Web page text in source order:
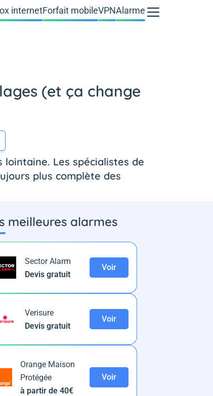
internetForfait mobileVPNAlarme
(et ça change
Les spécialistes de
plus complète des
meilleures alarmes
Sector Alarm
Devis gratuit
Voir
Verisure
Devis gratuit
Voir
Orange Maison
Protégée
à partir de 40€
Voir